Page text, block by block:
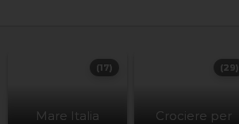
Mare Italia
(17)
Crociere per
(29)